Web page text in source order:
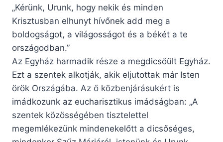
„Kérünk, Urunk, hogy nekik és minden
Krisztusban elhunyt hívőnek add meg a
boldogságot, a világosságot és a békét a te
országodban.”
Az Egyház harmadik része a megdicsőült Egyház.
Ezt a szentek alkotják, akik eljutottak már Isten
örök Országába. Az ő közbenjárásukért is
imádkozunk az eucharisztikus imádságban: „A
szentek közösségében tisztelettel
megemlékezünk mindenekelőtt a dicsőséges,